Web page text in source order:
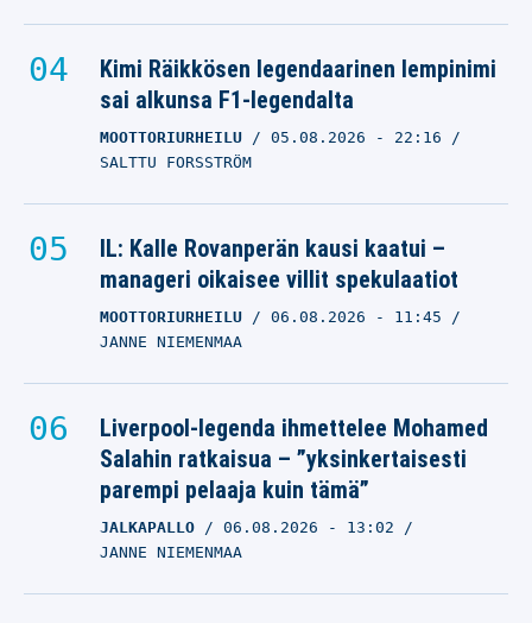
Kimi Räikkösen legendaarinen lempinimi
sai alkunsa F1-legendalta
MOOTTORIURHEILU 05.08.2026 - 22:16
SALTTU FORSSTRÖM
IL: Kalle Rovanperän kausi kaatui –
manageri oikaisee villit spekulaatiot
MOOTTORIURHEILU 06.08.2026 - 11:45
JANNE NIEMENMAA
Liverpool-legenda ihmettelee Mohamed
Salahin ratkaisua – ”yksinkertaisesti
parempi pelaaja kuin tämä”
JALKAPALLO 06.08.2026 - 13:02
JANNE NIEMENMAA